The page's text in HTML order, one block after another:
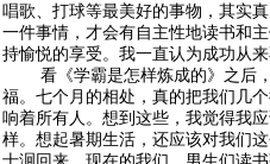
唱歌、打球等最美好的事物，其实
一件事情，才会有自主性地读书和
持愉悦的享受。我一直认为成功从
看《学霸是怎样炼成的》之后，
福。七个月的相处，真的把我们几
响着所有人。想到这些，我觉得我
样。想起暑期生活，还应该对我们
士泂回来。现在的我们，男生们读